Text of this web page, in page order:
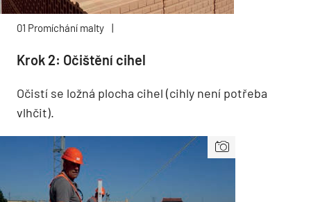
01 Promíchání malty |
Krok 2: Očištění cihel
Očistí se ložná plocha cihel (cihly není potřeba
vlhčit).